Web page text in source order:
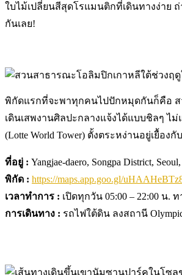
ใบไม้เปลี่ยนสีสุดโรแมนติกที่เดินทางง่าย
กันเลย!
พิกัดแรกที่จะพาทุกคนไปปักหมุดกันก็คือ ส
เดินเสพงานศิลปะกลางแจ้งได้แบบชิลๆ ไ
(Lotte World Tower) ตั้งตระหง่านอยู่เยื้อง
ที่อยู่ : Yangjae-daero, Songpa District,
พิกัด : https://maps.app.goo.gl/
เวลาทำการ : เปิดทุกวัน 05:00 – 22:00 น.
การเดินทาง : รถไฟใต้ดิน ลงสถานี Olympic